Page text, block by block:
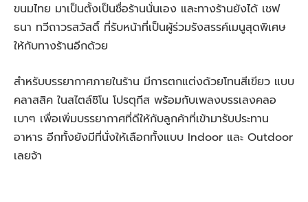
ขนมไทย มาเป็นตั้งเป็นชื่อร้านนั่นเอง และทางร้านยังได้ เชฟ
ธนา ทวีถาวรสวัสดิ์ ที่รับหน้าที่เป็นผู้ร่วมรังสรรค์เมนูสุดพิเศษ
ให้กับทางร้านอีกด้วย
สำหรับบรรยากาศภายในร้าน มีการตกแต่งด้วยโทนสีเขียว แบบ
คลาสสิค ในสไตล์ชิโน โปรตุกีส พร้อมกับเพลงบรรเลงคลอ
เบาๆ เพื่อเพิ่มบรรยากาศที่ดีให้กับลูกค้าที่เข้ามารับประทาน
อาหาร อีกทั้งยังมีที่นั่งให้เลือกทั้งแบบ Indoor และ Outdoor
เลยจ้า